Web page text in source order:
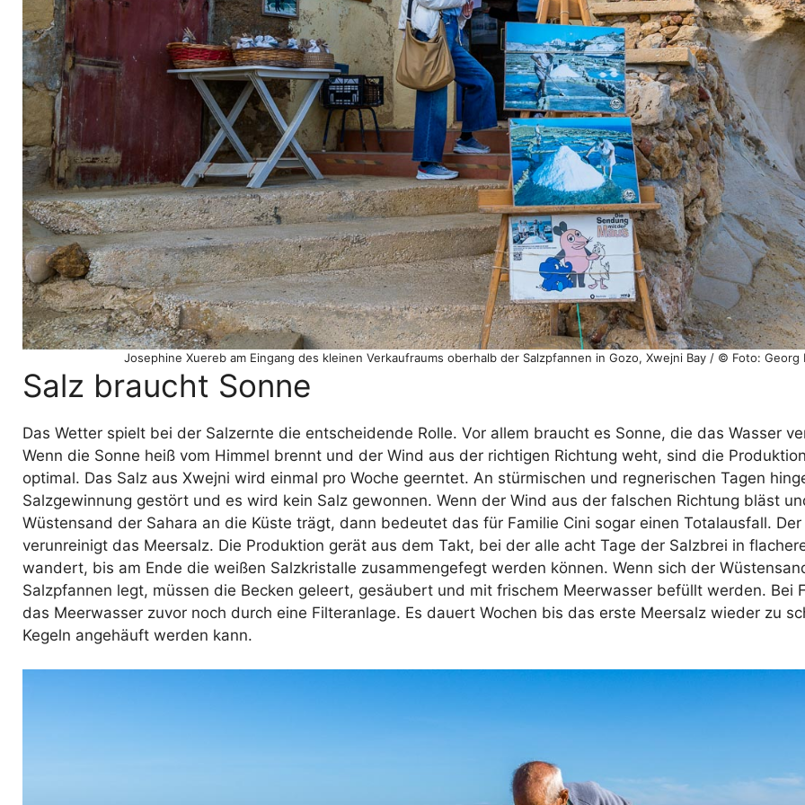
Josephine Xuereb am Eingang des kleinen Verkaufraums oberhalb der Salzpfannen in Gozo, Xwejni Bay / © Foto: Georg
Salz braucht Sonne
Das Wetter spielt bei der Salzernte die entscheidende Rolle. Vor allem braucht es Sonne, die das Wasser
Wenn die Sonne heiß vom Himmel brennt und der Wind aus der richtigen Richtung weht, sind die
optimal. Das Salz aus Xwejni wird einmal pro Woche geerntet. An stürmischen und regnerischen Tagen
Salzgewinnung gestört und es wird kein Salz gewonnen. Wenn der Wind aus der falschen Richtung bläst
Wüstensand der Sahara an die Küste trägt, dann bedeutet das für Familie Cini sogar einen Totalausfall. Der
verunreinigt das Meersalz. Die Produktion gerät aus dem Takt, bei der alle acht Tage der Salzbrei in
wandert, bis am Ende die weißen Salzkristalle zusammengefegt werden können. Wenn sich der
Salzpfannen legt, müssen die Becken geleert, gesäubert und mit frischem Meerwasser befüllt werden. Bei
das Meerwasser zuvor noch durch eine Filteranlage. Es dauert Wochen bis das erste Meersalz wieder zu
Kegeln angehäuft werden kann.